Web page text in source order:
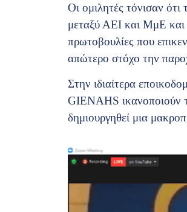
Οι ομιλητές τόνισαν
μεταξύ ΑΕΙ και ΜμΕ και
πρωτοβουλίες που
απώτερο στόχο την
Στην ιδιαίτερα
GIENAHS ικανοποιούν
δημιουργηθεί μια